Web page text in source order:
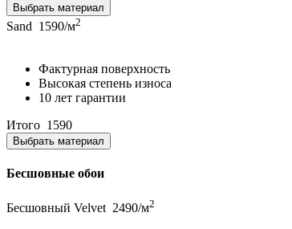
Выбрать материал
Sand 1590/м2
Фактурная поверхность
Высокая степень износа
10 лет гарантии
Итого 1590
Выбрать материал
Бесшовные обои
Бесшовный Velvet 2490/м2